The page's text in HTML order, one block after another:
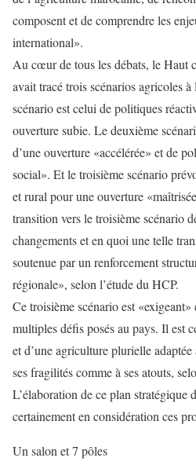
composent et de comprendre les
international».
Au cœur de tous les débats, le Haut
avait tracé trois scénarios agricoles
scénario est celui de politiques
ouverture subie. Le deuxième
d’une ouverture «accélérée» et de
social». Et le troisième scénario
et rural pour une ouverture
transition vers le troisième scénario
changements et en quoi une telle
soutenue par un renforcement
régionale», selon l’étude du HCP.
Ce troisième scénario est
multiples défis posés au pays. Il est
et d’une agriculture plurielle
ses fragilités comme à ses atouts,
L’élaboration de ce plan stratégique
certainement en considération ces
Un salon et 7 pôles